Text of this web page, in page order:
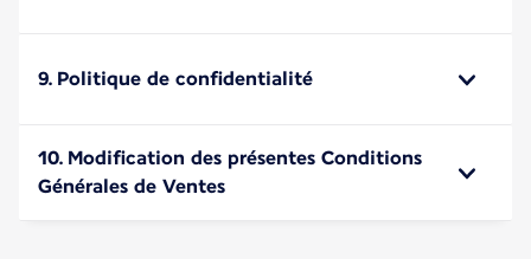
9. Politique de confidentialité
10. Modification des présentes Conditions
Générales de Ventes